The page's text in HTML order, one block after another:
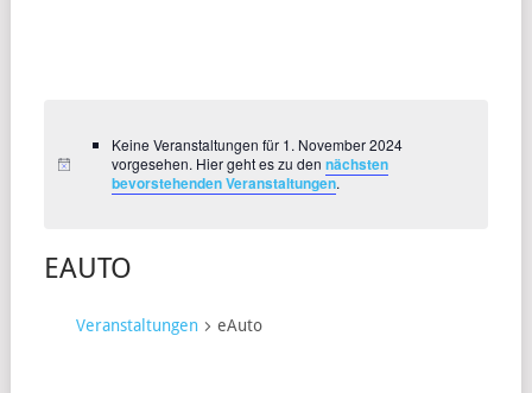
Keine Veranstaltungen für 1. November 2024
vorgesehen. Hier geht es zu den nächsten
bevorstehenden Veranstaltungen.
EAUTO
Veranstaltungen eAuto